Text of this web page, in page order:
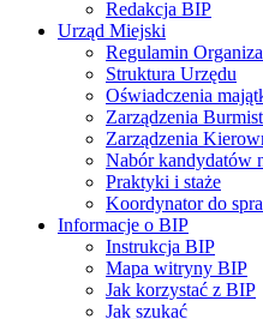
Redakcja BIP
Urząd Miejski
Regulamin
Struktura Urzędu
Oświadczenia
Zarządzenia
Zarządzenia
Nabór kandydatów
Praktyki i staże
Koordynator do
Informacje o BIP
Instrukcja BIP
Mapa witryny BIP
Jak korzystać z BIP
Jak szukać